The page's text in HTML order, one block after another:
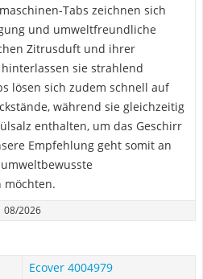
Tabs zeichnen sich
und umweltfreundliche
Zitrusduft und ihrer
sie strahlend
lösen sich zudem schnell auf
während sie gleichzeitig
enthalten, um das Geschirr
Empfehlung geht somit an
möchten.
08/2026
Ecover 4004979